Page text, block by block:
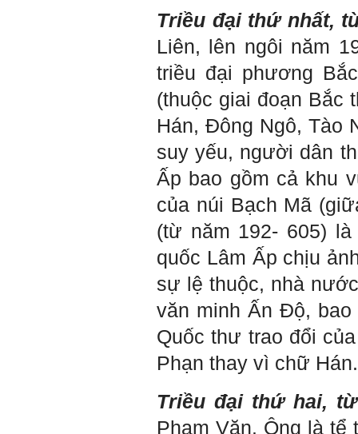
Triều đại thứ nhất,
Liên, lên ngôi năm
triều đại phương
(thuộc giai đoạn Bắc
Hán, Đông Ngô, Tào
suy yếu, người dân
Ấp bao gồm cả khu
của núi Bạch Mã
(từ năm 192- 605)
quốc Lâm Ấp chịu
sự lệ thuộc, nhà
văn minh Ấn Độ,
Quốc thư trao đổi
Phạn thay vì chữ Hán.
Triều đại thứ hai, từ
Phạm Văn. Ông là